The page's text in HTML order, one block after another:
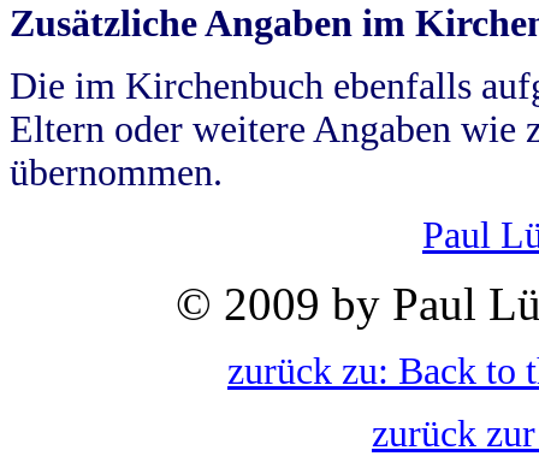
Zusätzliche Angaben im
Die im Kirchenbuch ebenfalls
Eltern oder weitere Angaben wie
übernommen.
Paul
© 2009 by Paul
zurück zu: Back to
zurück